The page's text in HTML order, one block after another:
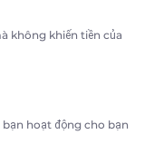
không khiến tiền của
hoạt động cho bạn